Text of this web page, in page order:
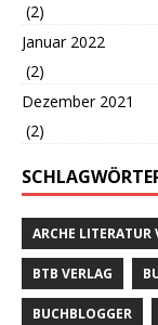
(2)
Januar 2022
(2)
Dezember 2021
(2)
ARCHE LITERATUR
BTB VERLAG
BUCHBLOGGER